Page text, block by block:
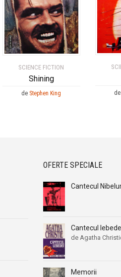
SCIENCE FICTION
Shining
de Stephen King de
OFERTE SPECIALE
Cantecul
Cantecul
de Agatha
Memorii